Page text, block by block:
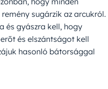
sugárzik az arcukról.
és gyászra kell, hogy
és elszántságot kell
hasonló bátorsággal